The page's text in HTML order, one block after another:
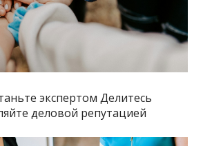
экспертом Делитесь
деловой репутацией